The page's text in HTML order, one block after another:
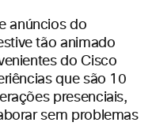
anúncios do
tão animado
do Cisco
que são 10
presenciais,
sem problemas